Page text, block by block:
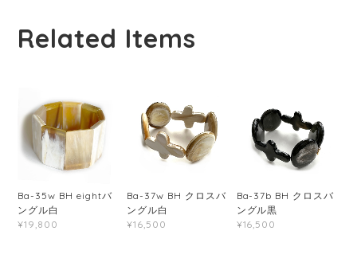
Related Items
Ba-35w BH eightバ
ングル白
¥19,800
Ba-37w BH クロスバ
ングル白
¥16,500
Ba-37b BH クロスバ
ングル黒
¥16,500